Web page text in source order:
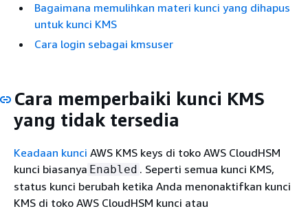
Bagaimana memulihkan materi kunci yang dihapus
untuk kunci KMS
Cara login sebagai kmsuser
Cara memperbaiki kunci KMS
yang tidak tersedia
Keadaan kunci AWS KMS keys di toko AWS CloudHSM
kunci biasanya Enabled . Seperti semua kunci KMS,
status kunci berubah ketika Anda menonaktifkan kunci
KMS di toko AWS CloudHSM kunci atau